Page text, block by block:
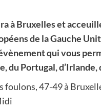
à Bruxelles et
de la Gauche
qui vous
du Portugal,
foulons, 47-49 à